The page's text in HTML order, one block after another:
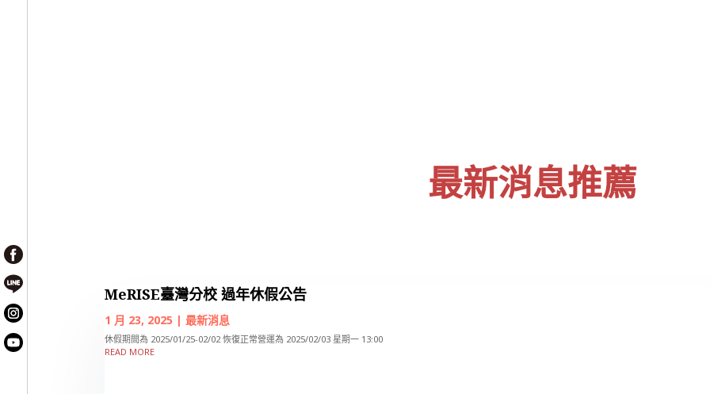
最新消息推薦
MeRISE臺灣分校 過年休假公告
1 月 23, 2025 | 最新消息
休假期間為 2025/01/25-02/02 恢復正常營運為 2025/02/03 星期一 13:00
READ MORE